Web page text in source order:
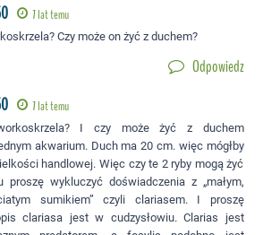
7 lat temu
Czy może on żyć z duchem?
Odpowiedz
7 lat temu
I czy może żyć z duchem
akwarium. Duch ma 20 cm. więc mógłby
handlowej. Więc czy te 2 ryby mogą żyć
proszę wykluczyć doświadczenia z „małym,
sumikiem” czyli clariasem. I proszę
clariasa jest w cudzysłowiu. Clarias jest